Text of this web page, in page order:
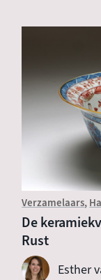
Verzamelaars
De
Rust
Esther